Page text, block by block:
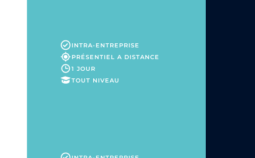
INTRA-ENTREPRISE
PRÉSENTIEL A DISTANCE
1 JOUR
TOUT NIVEAU